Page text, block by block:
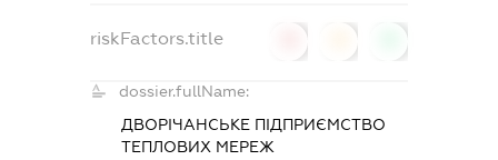
riskFactors.title
dossier.fullName:
ДВОРІЧАНСЬКЕ ПІДПРИЄМСТВО
ТЕПЛОВИХ МЕРЕЖ